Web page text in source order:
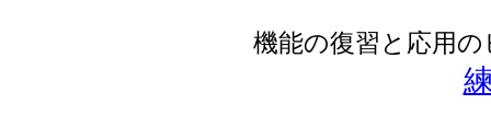
機能の復習と応用